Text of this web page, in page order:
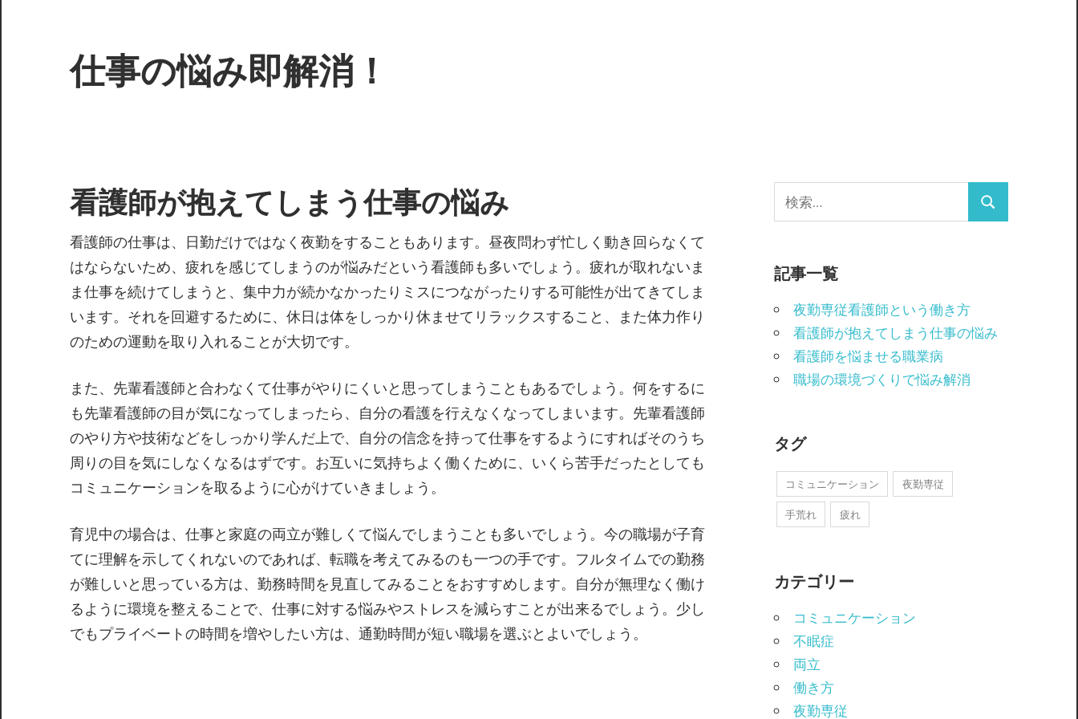
テ
ン
ッ
プ
仕事の悩み即解消！
な
悩
み、
こ
ち
ら
で
消
し
ま
せ
ん
看護師が抱えてしまう仕事の悩み
看護師の仕事は、日勤だけではなく夜勤をすることもあります。昼夜問わず忙しく動き回らなくて
はならないため、疲れを感じてしまうのが悩みだという看護師も多いでしょう。疲れが取れないま
ま仕事を続けてしまうと、集中力が続かなかったりミスにつながったりする可能性が出てきてしま
います。それを回避するために、休日は体をしっかり休ませてリラックスすること、また体力作り
のための運動を取り入れることが大切です。
また、先輩看護師と合わなくて仕事がやりにくいと思ってしまうこともあるでしょう。何をするに
も先輩看護師の目が気になってしまったら、自分の看護を行えなくなってしまいます。先輩看護師
のやり方や技術などをしっかり学んだ上で、自分の信念を持って仕事をするようにすればそのうち
周りの目を気にしなくなるはずです。お互いに気持ちよく働くために、いくら苦手だったとしても
コミュニケーションを取るように心がけていきましょう。
育児中の場合は、仕事と家庭の両立が難しくて悩んでしまうことも多いでしょう。今の職場が子育
てに理解を示してくれないのであれば、転職を考えてみるのも一つの手です。フルタイムでの勤務
が難しいと思っている方は、勤務時間を見直してみることをおすすめします。自分が無理なく働け
るように環境を整えることで、仕事に対する悩みやストレスを減らすことが出来るでしょう。少し
でもプライベートの時間を増やしたい方は、通勤時間が短い職場を選ぶとよいでしょう。
索:
検
記事一覧
夜勤専従看護師という働き方
看護師が抱えてしまう仕事の悩み
看護師を悩ませる職業病
職場の環境づくりで悩み解消
タグ
コミュニケーション
夜勤専従
手荒れ
疲れ
カテゴリー
コミュニケーション
不眠症
両立
働き方
夜勤専従